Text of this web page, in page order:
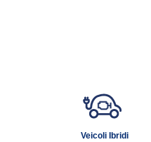
Veicoli Ibridi